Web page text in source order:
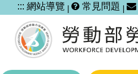
跳
到
主
要
內
容
::: 網站導覽 常見問題